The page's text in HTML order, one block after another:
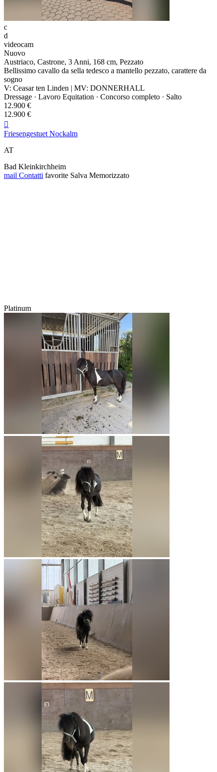
c
d
videocam
Nuovo
Austriaco, Castrone, 3 Anni, 168 cm, Pezzato
Bellissimo cavallo da sella tedesco a mantello pezzato, carattere da
sogno
V: Ceasar ten Linden | MV: DONNERHALL
Dressage · Lavoro Equitation · Concorso completo · Salto
12.900 €
12.900 €

Friesengestuet Nockalm
AT
Bad Kleinkirchheim
mail Contatti favorite Salva Memorizzato
Platinum